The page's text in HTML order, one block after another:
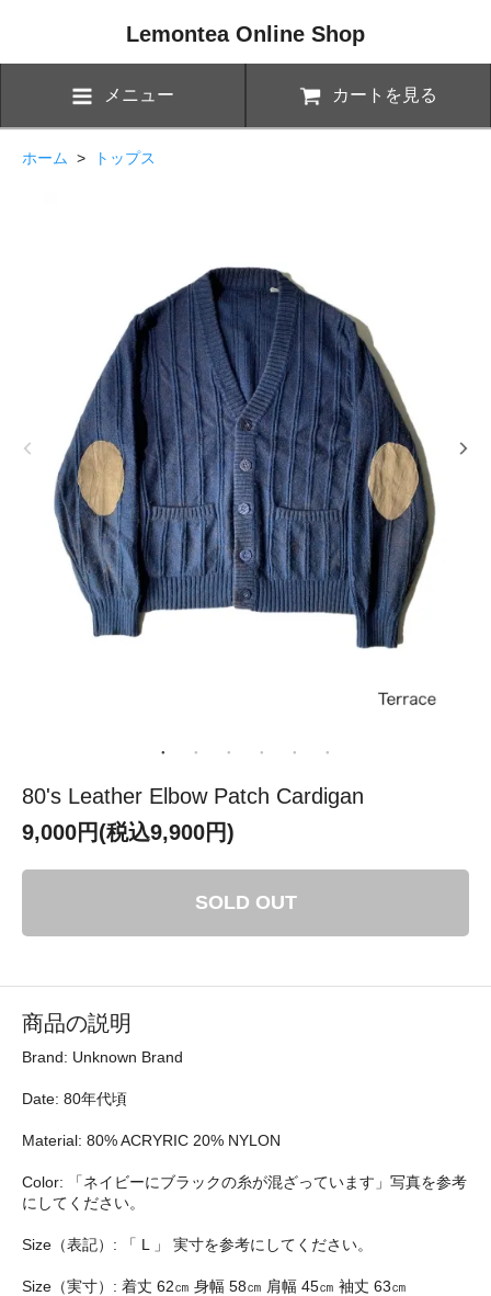
Lemontea Online Shop
メニュー カートを見る
ホーム > トップス
80's Leather Elbow Patch Cardigan
9,000円(税込9,900円)
SOLD OUT
商品の説明
Brand: Unknown Brand
Date: 80年代頃
Material: 80% ACRYRIC 20% NYLON
Color: 「ネイビーにブラックの糸が混ざっています」写真を参考
にしてください。
Size（表記）: 「 L 」 実寸を参考にしてください。
Size（実寸）: 着丈 62㎝ 身幅 58㎝ 肩幅 45㎝ 袖丈 63㎝